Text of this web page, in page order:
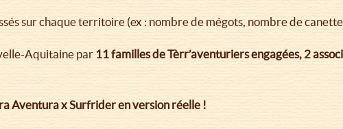
sur chaque territoire (ex : nombre de mégots, nombre de
Aquitaine par11 familles de Tèrr’aventuriers engagées, 2
Aventura x Surfrider en version réelle !